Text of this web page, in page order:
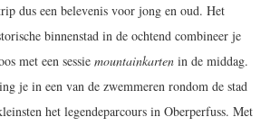
dus een belevenis voor jong en oud. Het
binnenstad in de ochtend combineer je
met een sessie mountainkarten in de middag.
je in een van de zwemmeren rondom de stad
het legendeparcours in Oberperfuss. Met